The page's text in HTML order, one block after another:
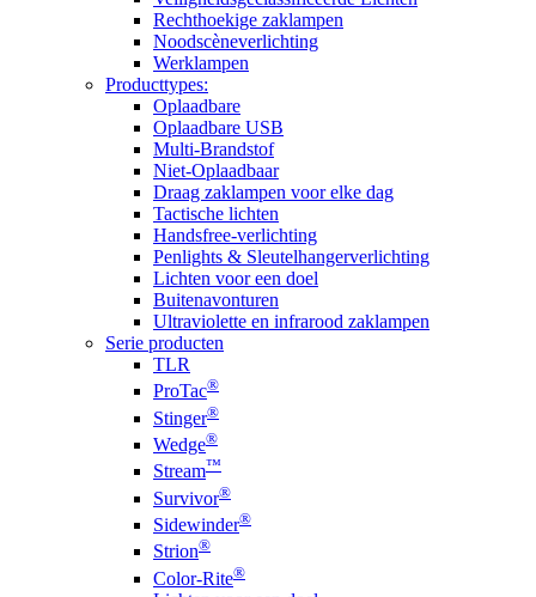
Rechthoekige zaklampen
Noodscèneverlichting
Werklampen
Producttypes:
Oplaadbare
Oplaadbare USB
Multi-Brandstof
Niet-Oplaadbaar
Draag zaklampen voor elke dag
Tactische lichten
Handsfree-verlichting
Penlights & Sleutelhangerverlichting
Lichten voor een doel
Buitenavonturen
Ultraviolette en infrarood zaklampen
Serie producten
TLR
ProTac®
Stinger®
Wedge®
Stream™
Survivor®
Sidewinder®
Strion®
Color-Rite®